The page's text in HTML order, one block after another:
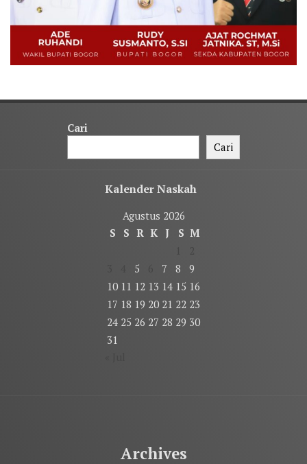
Cari
Cari
Kalender Naskah
Agustus 2026
S
S R K J S M
5 7 8
9
10 11 12 13 14 15 16
17 18 19 20 21 22 23
24 25 26 27 28 29 30
31
Archives